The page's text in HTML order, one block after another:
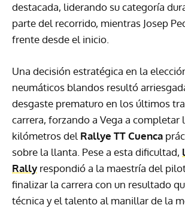
destacada, liderando su categoría
parte del recorrido, mientras Josep
frente desde el inicio.
Una decisión estratégica en la
neumáticos blandos resultó
desgaste prematuro en los últimos
carrera, forzando a Vega a completar
kilómetros del Rallye TT Cuenca
sobre la llanta. Pese a esta dificultad,
Rally respondió a la maestría del
finalizar la carrera con un resultado
técnica y el talento al manillar de la